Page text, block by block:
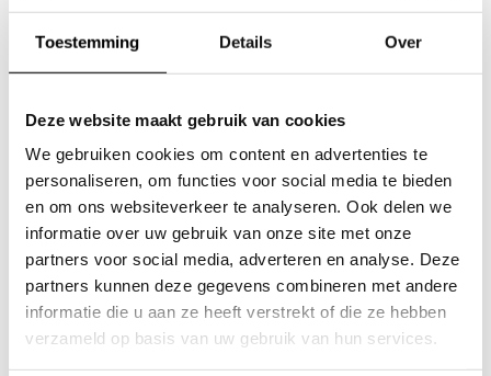
Toestemming Details Over
Deze website maakt gebruik van cookies
We gebruiken cookies om content en advertenties te
personaliseren, om functies voor social media te bieden
en om ons websiteverkeer te analyseren. Ook delen we
informatie over uw gebruik van onze site met onze
partners voor social media, adverteren en analyse. Deze
partners kunnen deze gegevens combineren met andere
informatie die u aan ze heeft verstrekt of die ze hebben
verzameld op basis van uw gebruik van hun services.
Gesehen 4 der 4 Produkte
Winterjacke für Jungen
In der umfangreichen Kollektion von Wintermänteln für
Jungen in den Größen 92-164 finden Sie immer einen
Mantel, der zu Ihnen passt. Verbringen Sie viel Zeit im
Freien? Gehen Sie im Winter gerne aus? Dann
entscheiden Sie sich für einen warmen Wintermantel,
der einiges aushält und zum Beispiel eine Kapuze hat,